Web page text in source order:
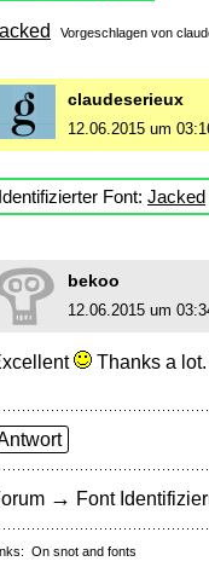
Vorgeschlagen von
claudeserieux
12.06.2015 um
Identifizierter Font: Jacked
bekoo
12.06.2015 um
Thanks a lot.
→ Font
On snot and fonts